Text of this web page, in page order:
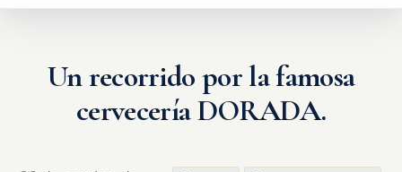
Un recorrido por la famosa
cervecería DORADA.